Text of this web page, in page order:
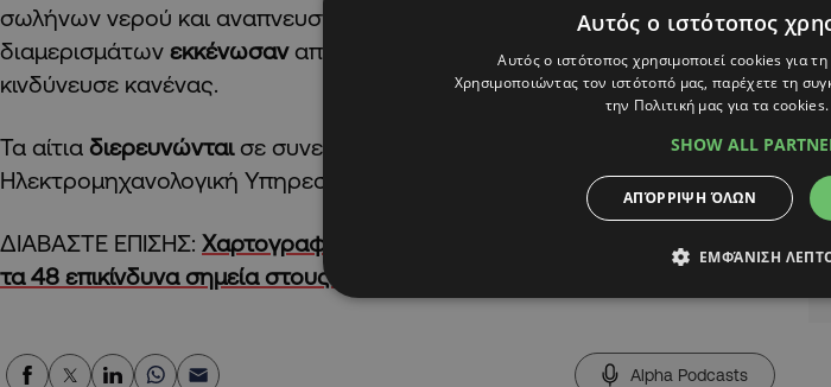
σωλήνων νερού και αναπνευστικών συσκευών, ενώ οιένοικοι των
διαμερισμάτων εκκένωσαν από μόνοι τους το κτήριο και δεν
κινδύνευσε κανένας.
Τα αίτια διερευνώνται σε συνεργασία με την Αστυνομία και την
Ηλεκτρομηχανολογική Υπηρεσία.
ΔΙΑΒΑΣΤΕ ΕΠΙΣΗΣ: Χαρτογραφήσαμε τις «παγίδες» της ασφάλτου: Ιδού
τα 48 επικίνδυνα σημεία στους κυπριακούς δρόμους | AlphaNews
Alpha Podcasts
Αυτός ο ιστότοπος
Αυτός ο ιστότοπος χρησιμοποιεί cookies για
Χρησιμοποιώντας τον ιστότοπό μας, παρέχετε τη
την Πολιτική μας για τα
SHOW ALL
ΑΠΌΡΡΙΨΗ ΌΛΩΝ
ΕΜΦΆΝΙΣΗ